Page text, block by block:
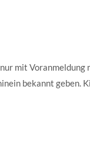
mit Voranmeldung
bekannt geben.